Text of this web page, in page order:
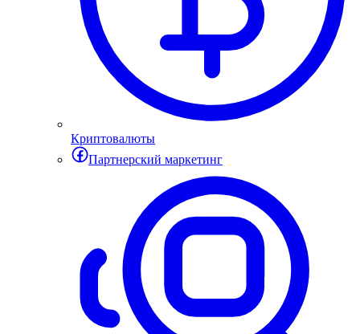
Криптовалюты
Партнерский маркетинг